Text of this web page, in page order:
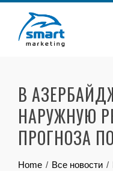
content
В
НАРУЖНУЮ
ПРОГНОЗА
Home Все новости